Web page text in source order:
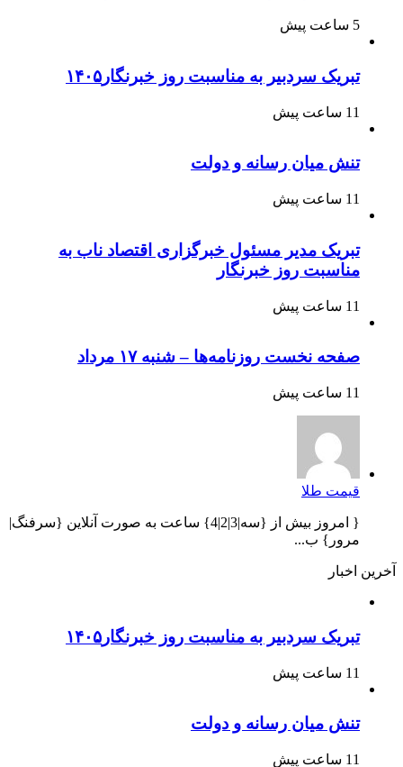
5 ساعت پیش
تبریک سردبیر به مناسبت روز خبرنگار۱۴۰۵
11 ساعت پیش
تنش میان رسانه و دولت
11 ساعت پیش
تبریک مدیر مسئول خبرگزاری اقتصاد ناب به
مناسبت روز خبرنگار
11 ساعت پیش
صفحه نخست روزنامه‌ها – شنبه ۱۷ مرداد
11 ساعت پیش
قیمت طلا
{ امروز بیش از {سه|3|2|4} ساعت به صورت آنلاین {سرفنگ|
مرور} ب...
آخرین اخبار
تبریک سردبیر به مناسبت روز خبرنگار۱۴۰۵
11 ساعت پیش
تنش میان رسانه و دولت
11 ساعت پیش